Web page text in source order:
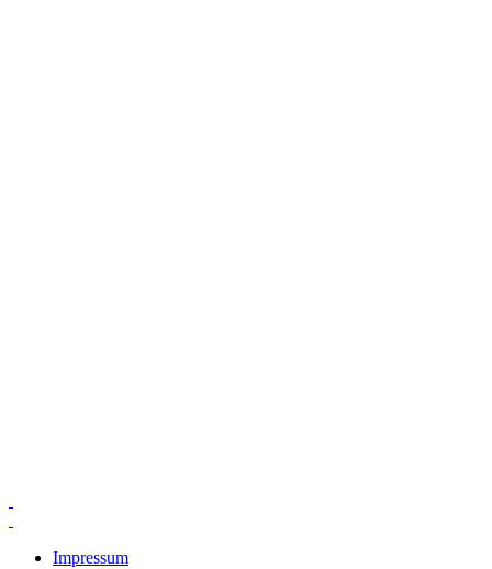
Impressum